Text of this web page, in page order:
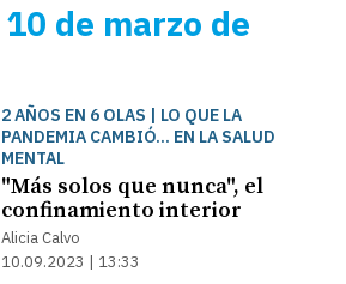
10 de marzo de
2 AÑOS EN 6 OLAS | LO QUE LA
PANDEMIA CAMBIÓ... EN LA SALUD
MENTAL
"Más solos que nunca", el
confinamiento interior
Alicia Calvo
10.09.2023 | 13:33